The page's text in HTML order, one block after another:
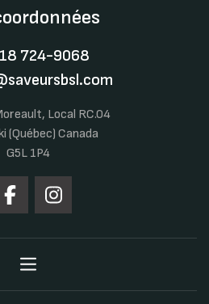
724-9068
Local RC.04
(Québec) Canada
G5L 1P4